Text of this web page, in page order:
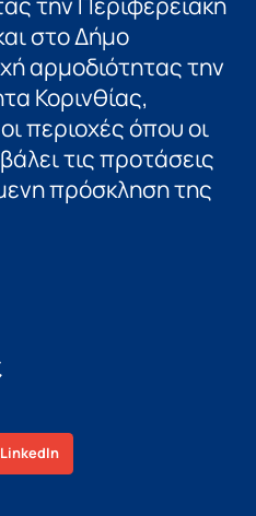
στο Δήμο
αρμοδιότητας την
Κορινθίας,
περιοχές όπου οι
τις προτάσεις
πρόσκληση της
LinkedIn